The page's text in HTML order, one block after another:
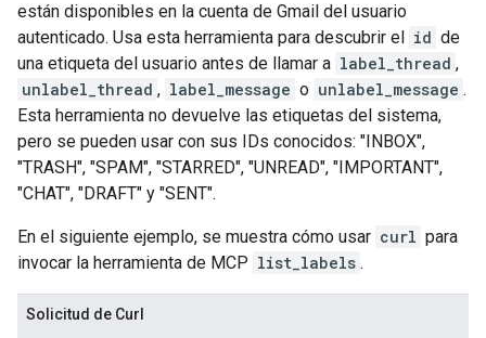
están disponibles en la cuenta de Gmail del usuario
autenticado. Usa esta herramienta para descubrir el id de
una etiqueta del usuario antes de llamar a label_thread ,
unlabel_thread , label_message o unlabel_message .
Esta herramienta no devuelve las etiquetas del sistema,
pero se pueden usar con sus IDs conocidos: "INBOX",
"TRASH", "SPAM", "STARRED", "UNREAD", "IMPORTANT",
"CHAT", "DRAFT" y "SENT".
En el siguiente ejemplo, se muestra cómo usar curl para
invocar la herramienta de MCP list_labels .
Solicitud de Curl